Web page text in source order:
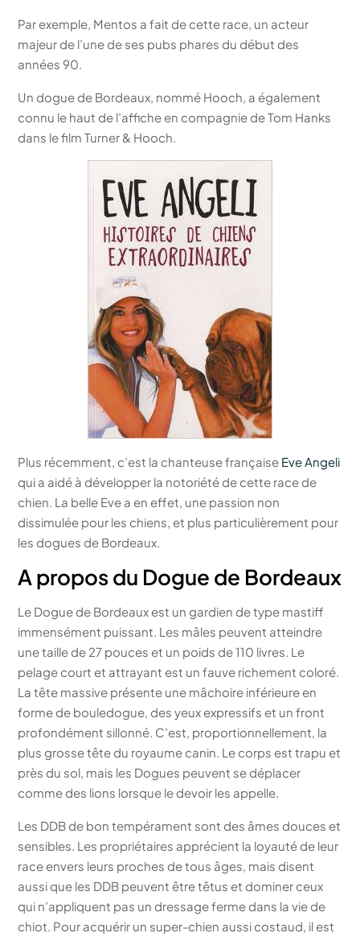
Par exemple, Mentos a fait de cette race, un acteur
majeur de l’une de ses pubs phares du début des
années 90.
Un dogue de Bordeaux, nommé Hooch, a également
connu le haut de l’affiche en compagnie de Tom Hanks
dans le film Turner & Hooch.
Plus récemment, c’est la chanteuse française Eve Angeli
qui a aidé à développer la notoriété de cette race de
chien. La belle Eve a en effet, une passion non
dissimulée pour les chiens, et plus particulièrement pour
les dogues de Bordeaux.
A propos du Dogue de Bordeaux
Le Dogue de Bordeaux est un gardien de type mastiff
immensément puissant. Les mâles peuvent atteindre
une taille de 27 pouces et un poids de 110 livres. Le
pelage court et attrayant est un fauve richement coloré.
La tête massive présente une mâchoire inférieure en
forme de bouledogue, des yeux expressifs et un front
profondément sillonné. C’est, proportionnellement, la
plus grosse tête du royaume canin. Le corps est trapu et
près du sol, mais les Dogues peuvent se déplacer
comme des lions lorsque le devoir les appelle.
Les DDB de bon tempérament sont des âmes douces et
sensibles. Les propriétaires apprécient la loyauté de leur
race envers leurs proches de tous âges, mais disent
aussi que les DDB peuvent être têtus et dominer ceux
qui n’appliquent pas un dressage ferme dans la vie de
chiot. Pour acquérir un super-chien aussi costaud, il est